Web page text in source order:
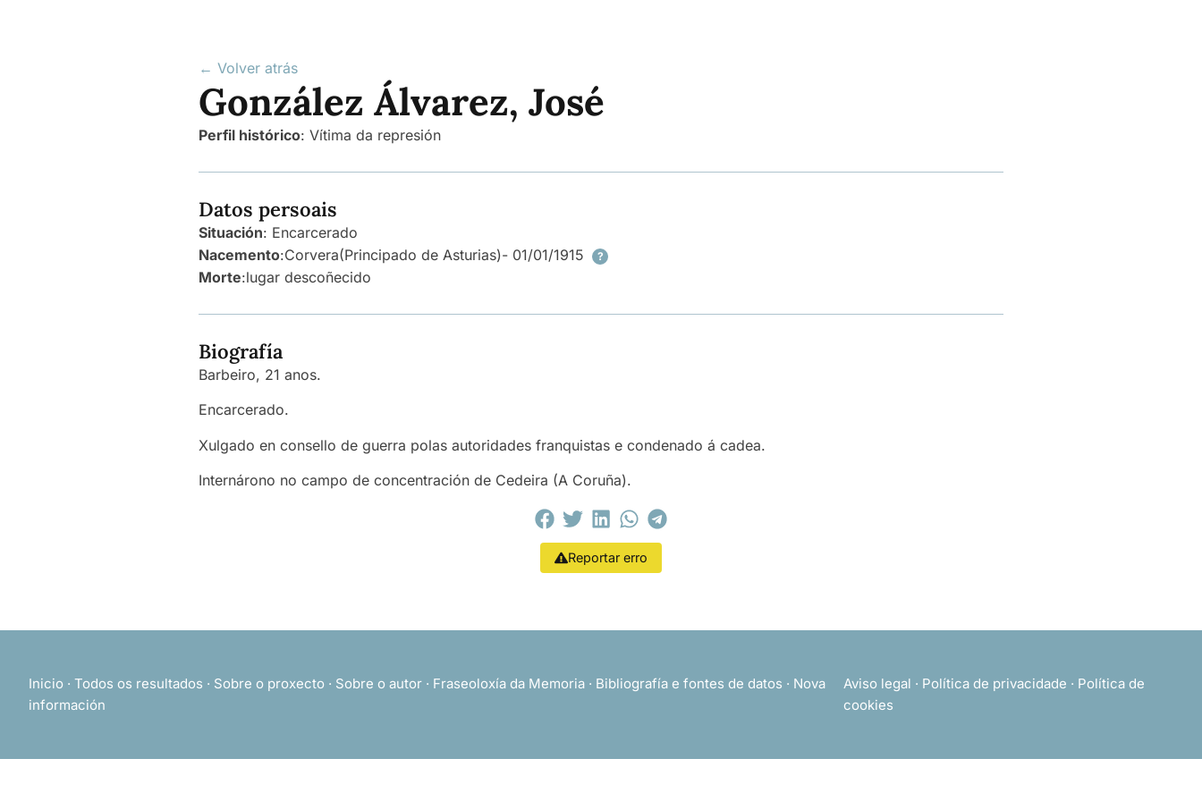
← Volver atrás
González Álvarez, José
Perfil histórico: Vítima da represión
Datos persoais
Situación: Encarcerado
Nacemento:Corvera(Principado de Asturias)- 01/01/1915 ?
Morte:lugar descoñecido
Biografía
Barbeiro, 21 anos.
Encarcerado.
Xulgado en consello de guerra polas autoridades franquistas e condenado á cadea.
Internárono no campo de concentración de Cedeira (A Coruña).
Reportar erro
Inicio · Todos os resultados · Sobre o proxecto · Sobre o autor · Fraseoloxía da Memoria · Bibliografía e fontes de datos · Nova
información
Aviso legal · Política de privacidade · Política de
cookies